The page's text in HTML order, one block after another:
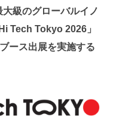
大級のグローバルイノ
Tech Tokyo 2026」
ース出展を実施する